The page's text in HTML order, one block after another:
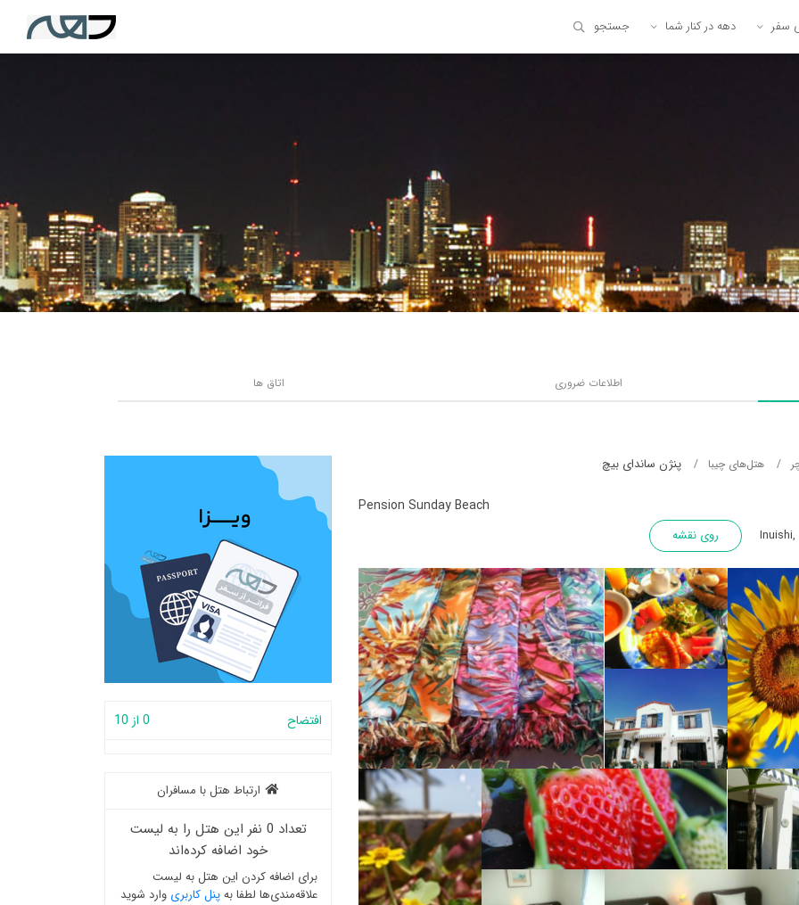
سفر دهه در کنار شما جستجو
اطلاعات ضروری اتاق ها
هتل‌های چیبا پنژن ساندای بیچ
Pension Sunday Beach
روی نقشه
افتضاح 0 از 10
ارتباط هتل با مسافران
تعداد 0 نفر این هتل را به لیست
خود اضافه کرده‌اند
برای اضافه کردن این هتل به لیست
علاقه‌مندی‌ها لطفا بهپنل کاربری وارد شوید